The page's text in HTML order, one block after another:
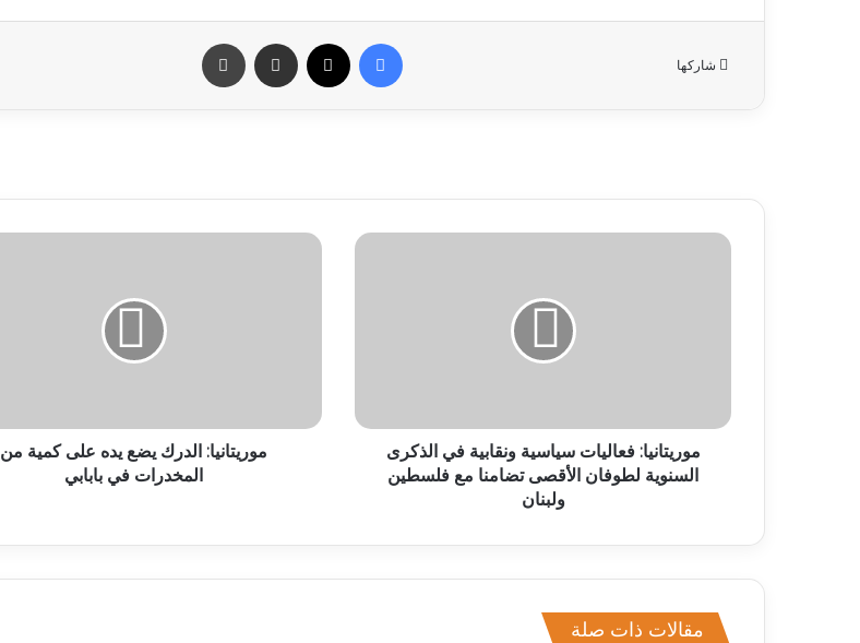
شاركها
فيسبوك مشاركة عبر البريد
موريتانيا: فعاليات سياسية ونقابية في الذكرى
السنوية لطوفان الأقصى تضامنا مع فلسطين
ولبنان
موريتانيا: الدرك يضع يده على كمية من
المخدرات في بابابي
مقالات ذات صلة